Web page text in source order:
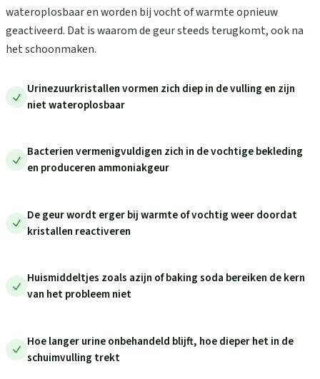
wateroplosbaar en worden bij vocht of warmte opnieuw
geactiveerd. Dat is waarom de geur steeds terugkomt, ook na
het schoonmaken.
Urinezuurkristallen vormen zich diep in de vulling en zijn
niet wateroplosbaar
Bacterien vermenigvuldigen zich in de vochtige bekleding
en produceren ammoniakgeur
De geur wordt erger bij warmte of vochtig weer doordat
kristallen reactiveren
Huismiddeltjes zoals azijn of baking soda bereiken de kern
van het probleem niet
Hoe langer urine onbehandeld blijft, hoe dieper het in de
schuimvulling trekt